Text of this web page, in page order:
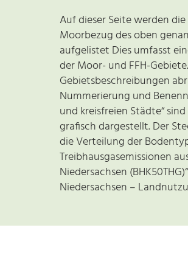
Auf dieser Seite werden
Moorbezug des oben
aufgelistet Dies umfasst
der Moor- und FFH-
Gebietsbeschreibungen
Nummerierung und
und kreisfreien Städte“
grafisch dargestellt. Der
die Verteilung der
Treibhausgasemissionen
Niedersachsen
Niedersachsen –